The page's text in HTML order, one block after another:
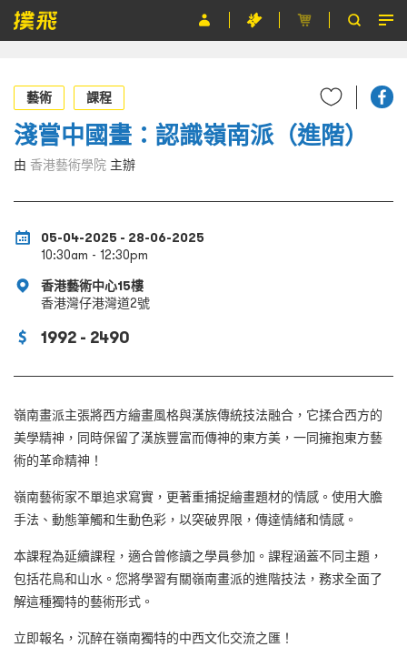
主辦單位
關於撲飛
EN
藝術 課程
淺嘗中國畫：認識嶺南派（進階）
由 香港藝術學院 主辦
05-04-2025 - 28-06-2025
10:30am - 12:30pm
香港藝術中心15樓
香港灣仔港灣道2號
1992 - 2490
嶺南畫派主張將西方繪畫風格與漢族傳統技法融合，它揉合西方的
美學精神，同時保留了漢族豐富而傳神的東方美，一同擁抱東方藝
術的革命精神！
嶺南藝術家不單追求寫實，更著重捕捉繪畫題材的情感。使用大膽
手法、動態筆觸和生動色彩，以突破界限，傳達情緒和情感。
本課程為延續課程，適合曾修讀之學員參加。課程涵蓋不同主題，
包括花鳥和山水。您將學習有關嶺南畫派的進階技法，務求全面了
解這種獨特的藝術形式。
立即報名，沉醉在嶺南獨特的中西文化交流之匯！